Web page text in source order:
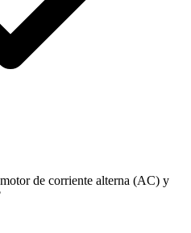
de corriente alterna (AC) y